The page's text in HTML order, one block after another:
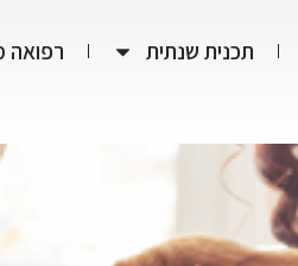
תכנית שנתית רפואה